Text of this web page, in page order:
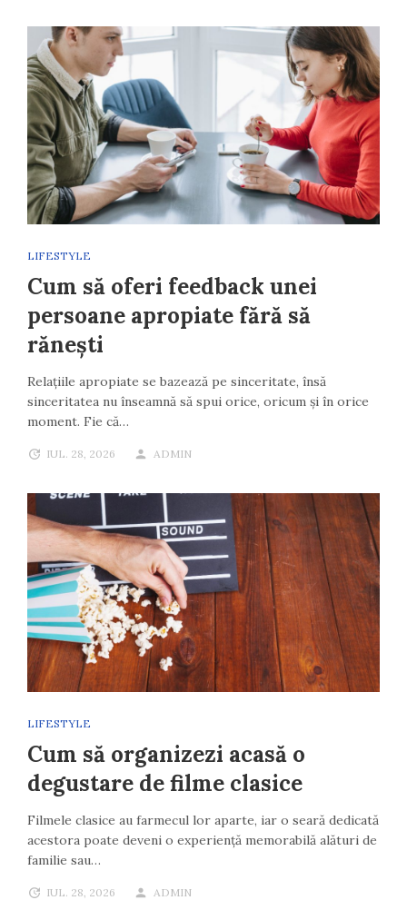
LIFESTYLE
Cum să oferi feedback unei
persoane apropiate fără să
rănești
Relațiile apropiate se bazează pe sinceritate, însă
sinceritatea nu înseamnă să spui orice, oricum și în orice
moment. Fie că…
IUL. 28, 2026 ADMIN
LIFESTYLE
Cum să organizezi acasă o
degustare de filme clasice
Filmele clasice au farmecul lor aparte, iar o seară dedicată
acestora poate deveni o experiență memorabilă alături de
familie sau…
IUL. 28, 2026 ADMIN